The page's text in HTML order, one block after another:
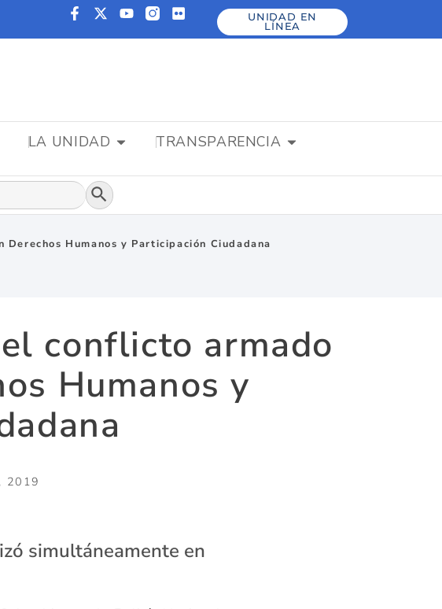
UNIDAD EN
LÍNEA
LA UNIDAD TRANSPARENCIA
Botón de búsqueda
Humanos y Participación Ciudadana
conflicto armado
Humanos y
2019
simultáneamente en